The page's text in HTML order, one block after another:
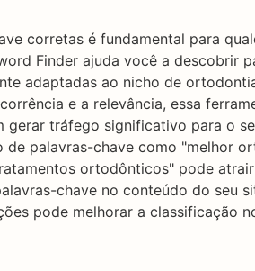
corretas é fundamental para
Finder ajuda você a descobrir
adaptadas ao nicho de
e a relevância, essa
gerar tráfego significativo para o
de palavras-chave como "melhor
ortodônticos" pode
chave no conteúdo do seu
pode melhorar a classificação